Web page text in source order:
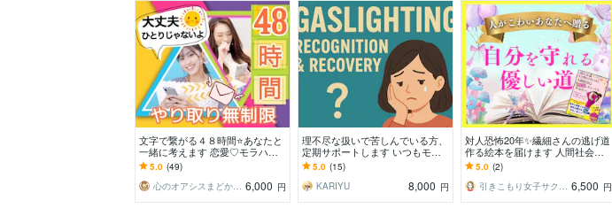
文字で繋がる４８時間⭐️あなたと
一緒に考えます 恋愛♡モラハ
ラ・HSP思考の整理 ✨連続2日間
じゃなくて⭕️
5.0 (49)
心のオアシスまどかの部屋 6,000 円
理不尽な扱いで苦しんでいる方、
定期サポートします いつもモラ
ハラなどを受けやすい恋愛、人
生、の方相談受けます
5.0 (15)
KARIYU
8,000 円
対人恐怖20年✨繊細さんの逃げ道
作る絵本を届けます 人間社会に
疲れたあなたへ☘️自分を守れる優
しい道の見つけ方♥
5.0 (2)
引きこもり女子サクラ✨実績1200件超 6,500 円